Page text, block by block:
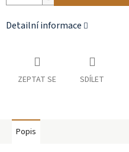
Detailní informace
ZEPTAT SE SDÍLET
Popis